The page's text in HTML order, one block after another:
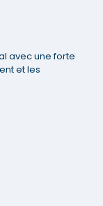
avec une forte
et les